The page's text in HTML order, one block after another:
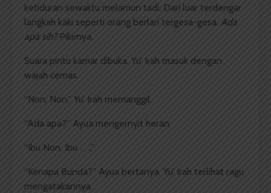
ketiduran sewaktu melamun tadi. Dari luar terdengar
langkah kaki seperti orang berlari tergesa-gesa. Ada
apa sih? Pikirnya.
Suara pintu kamar dibuka. Yu’ Irah masuk dengan
wajah cemas.
“Non, Non,” Yu’ Irah memanggil.
“Ada apa?” Ayua mengernyit heran.
“Ibu Non, Ibu . . .,”
“Kenapa Bunda?” Ayua bertanya. Yu’ Irah terlihat ragu
mengatakannya.